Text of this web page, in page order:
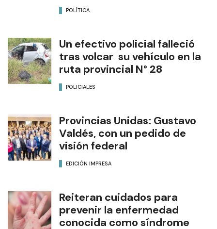
POLÍTICA
Un efectivo policial falleció
tras volcar su vehículo en la
ruta provincial N° 28
POLICIALES
Provincias Unidas: Gustavo
Valdés, con un pedido de
visión federal
EDICIÓN IMPRESA
Reiteran cuidados para
prevenir la enfermedad
conocida como síndrome